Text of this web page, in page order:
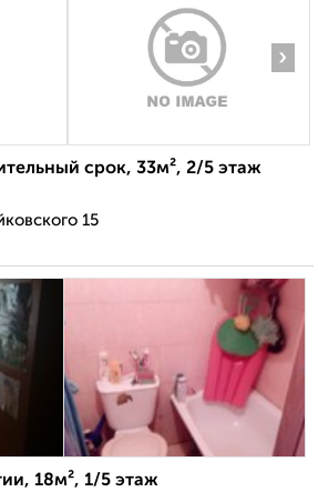
›
срок, 33м², 2/5 этаж
15
18м², 1/5 этаж